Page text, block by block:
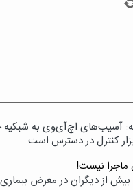
آسیب‌های اچ‌آی‌وی به شبکیه
کنترل در دسترس است
ماجرا نیست!
بیش از دیگران در معرض